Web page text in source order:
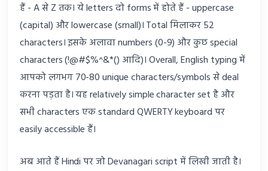
हैं - A से Z तक। ये letters दो forms में होते हैं - uppercase
(capital) और lowercase (small)। Total मिलाकर 52
characters। इसके अलावा numbers (0-9) और कुछ special
characters (!@#$%^&*() आदि)। Overall, English typing में
आपको लगभग 70-80 unique characters/symbols से deal
करना पड़ता है। यह relatively simple character set है और
सभी characters एक standard QWERTY keyboard पर
easily accessible हैं।
अब आते हैं Hindi पर जो Devanagari script में लिखी जाती है।